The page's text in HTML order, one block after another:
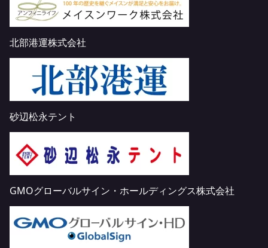
北部港運株式会社
砂辺松永テント
GMOグローバルサイン・ホールディングス株式会社